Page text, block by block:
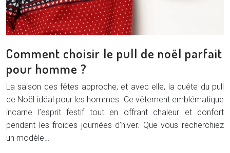
Comment choisir le pull de noël parfait
pour homme ?
La saison des fêtes approche, et avec elle, la quête du pull
de Noël idéal pour les hommes. Ce vêtement emblématique
incarne l’esprit festif tout en offrant chaleur et confort
pendant les froides journées d’hiver. Que vous recherchiez
un modèle…